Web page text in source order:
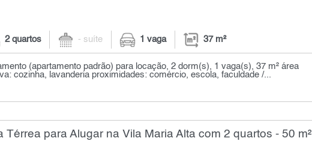
2 quartos - suíte 1 vaga 37 m²
(apartamento padrão) para locação, 2 dorm(s), 1 vaga(s), 37 m² área
cozinha, lavanderia proximidades: comércio, escola, faculdade /...
Térrea para Alugar na Vila Maria Alta com 2 quartos - 50 m²